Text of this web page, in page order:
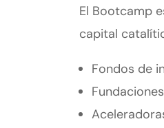
El Bootcamp
capital
Fondos de